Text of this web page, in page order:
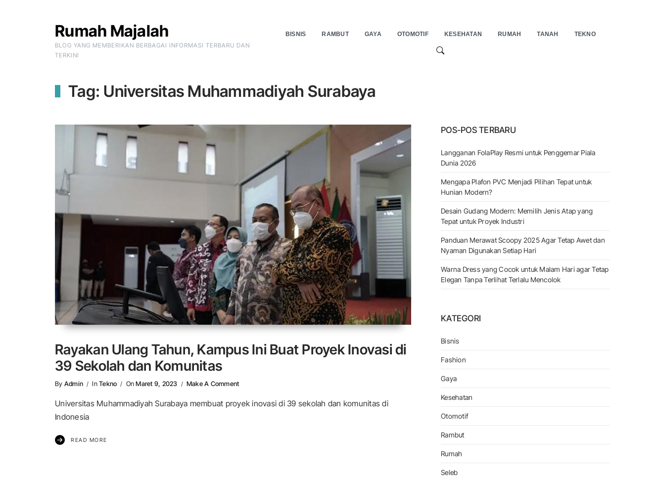
Rumah Majalah
BLOG YANG MEMBERIKAN BERBAGAI INFORMASI TERBARU DAN
TERKINI
BISNIS RAMBUT GAYA OTOMOTIF KESEHATAN RUMAH TANAH TEKNO
SEARCH
Tag: Universitas Muhammadiyah Surabaya
Rayakan Ulang Tahun, Kampus Ini Buat Proyek Inovasi di
39 Sekolah dan Komunitas
By Admin InTekno OnMaret 9, 2023 Make A CommentOn Rayakan Ulang Tahun, Kampus Ini Buat Proyek Inovasi Di 39 Sekolah Dan Komunitas
Universitas Muhammadiyah Surabaya membuat proyek inovasi di 39 sekolah dan komunitas di
Indonesia
READ MORE
POS-POS TERBARU
Langganan FolaPlay Resmi untuk Penggemar Piala
Dunia 2026
Mengapa Plafon PVC Menjadi Pilihan Tepat untuk
Hunian Modern?
Desain Gudang Modern: Memilih Jenis Atap yang
Tepat untuk Proyek Industri
Panduan Merawat Scoopy 2025 Agar Tetap Awet dan
Nyaman Digunakan Setiap Hari
Warna Dress yang Cocok untuk Malam Hari agar Tetap
Elegan Tanpa Terlihat Terlalu Mencolok
KATEGORI
Bisnis
Fashion
Gaya
Kesehatan
Otomotif
Rambut
Rumah
Seleb